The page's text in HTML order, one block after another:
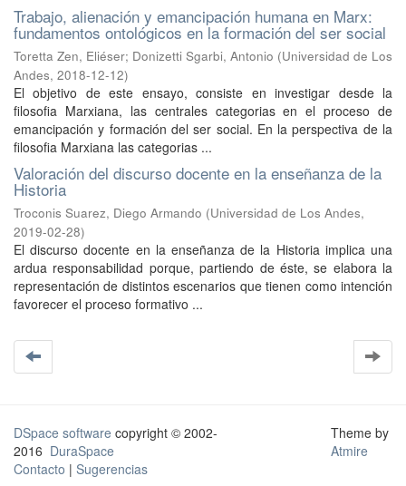
Trabajo, alienación y emancipación humana en Marx:
fundamentos ontológicos en la formación del ser social
Toretta Zen, Eliéser; Donizetti Sgarbi, Antonio (Universidad de Los
Andes, 2018-12-12)
El objetivo de este ensayo, consiste en investigar desde la
filosofia Marxiana, las centrales categorias en el proceso de
emancipación y formación del ser social. En la perspectiva de la
filosofia Marxiana las categorias ...
Valoración del discurso docente en la enseñanza de la
Historia
Troconis Suarez, Diego Armando (Universidad de Los Andes,
2019-02-28)
El discurso docente en la enseñanza de la Historia implica una
ardua responsabilidad porque, partiendo de éste, se elabora la
representación de distintos escenarios que tienen como intención
favorecer el proceso formativo ...
DSpace software copyright © 2002-
2016 DuraSpace
Contacto | Sugerencias
Theme by
Atmire